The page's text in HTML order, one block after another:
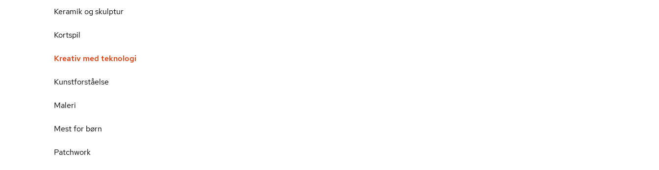
Keramik og skulptur
Kortspil
Kreativ med teknologi
Kunstforståelse
Maleri
Mest for børn
Patchwork